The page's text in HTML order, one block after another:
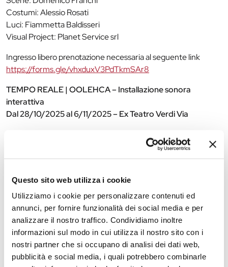
Questo sito web utilizza i cookie
Utilizziamo i cookie per personalizzare contenuti ed
annunci, per fornire funzionalità dei social media e per
analizzare il nostro traffico. Condividiamo inoltre
informazioni sul modo in cui utilizza il nostro sito con i
nostri partner che si occupano di analisi dei dati web,
pubblicità e social media, i quali potrebbero combinarle
Costumi: Alessio Rosati
Luci: Fiammetta Baldisseri
Visual Project: Planet Service srl
Ingresso libero prenotazione necessaria al seguente link
https://forms.gle/vhxduxV3PdTkmSAr8
TEMPO REALE | OOLEHCA – Installazione sonora
interattiva
Dal 28/10/2025 al 6/11/2025 – Ex Teatro Verdi Via
Sound design: Giovanni Magaglio e Francesco Vogli
Tecnica e progettazione sistemi interattivi: Giovanni
Ovarini
Luci: Fiammetta Baldiserri
Produzione: Tempo Reale
Consulenza artistica: Danilo Rubeca
Oolehca si ispira alla figura di Acheloo, noto come il Dio-
fiume, che combatte con Ercole, incarnando la sua natura
multiforme e la sua capacità di trasformarsi in entità molto